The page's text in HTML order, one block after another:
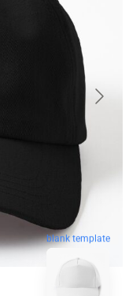
blank template